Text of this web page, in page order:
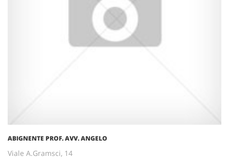
ABIGNENTE PROF. AVV. ANGELO
Viale A.Gramsci, 14